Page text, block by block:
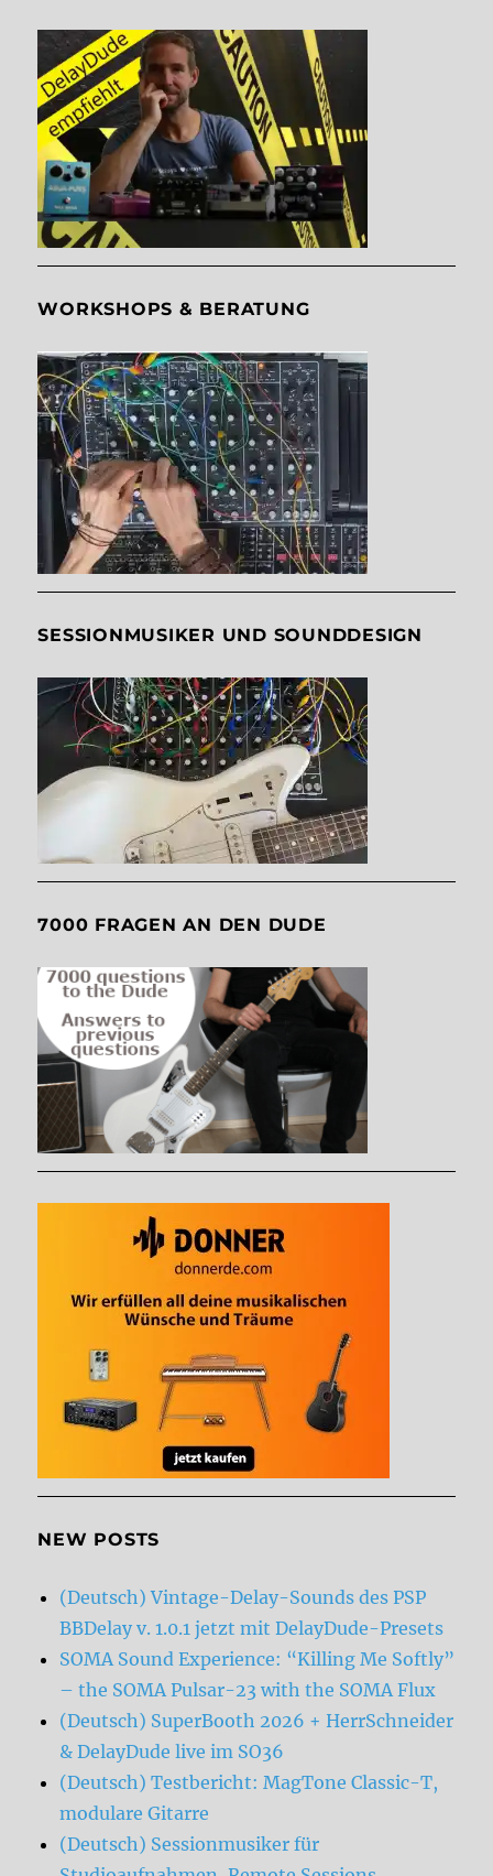
WORKSHOPS & BERATUNG
SESSIONMUSIKER UND SOUNDDESIGN
7000 FRAGEN AN DEN DUDE
NEW POSTS
(Deutsch) Vintage-Delay-Sounds des PSP
BBDelay v. 1.0.1 jetzt mit DelayDude-Presets
SOMA Sound Experience: “Killing Me Softly”
– the SOMA Pulsar-23 with the SOMA Flux
(Deutsch) SuperBooth 2026 + HerrSchneider
& DelayDude live im SO36
(Deutsch) Testbericht: MagTone Classic-T,
modulare Gitarre
(Deutsch) Sessionmusiker für